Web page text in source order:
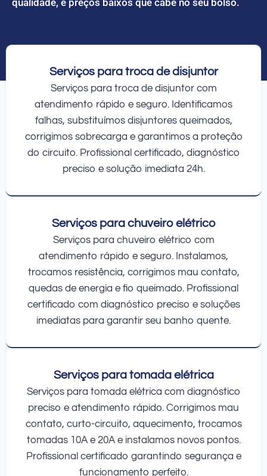
Serviços para troca de disjuntor
Serviços para troca de disjuntor com
atendimento rápido e seguro. Identificamos
falhas, substituímos disjuntores queimados,
corrigimos sobrecarga e garantimos a proteção
do circuito. Profissional certificado, diagnóstico
preciso e solução imediata 24h.
Serviços para chuveiro elétrico
Serviços para chuveiro elétrico com
atendimento rápido e seguro. Instalamos,
trocamos resistência, corrigimos mau contato,
quedas de energia e fio queimado. Profissional
certificado com diagnóstico preciso e soluções
imediatas para garantir seu banho quente.
Serviços para tomada elétrica
Serviços para tomada elétrica com diagnóstico
preciso e atendimento rápido. Corrigimos mau
contato, curto-circuito, aquecimento, trocamos
tomadas 10A e 20A e instalamos novos pontos.
Profissional certificado garantindo segurança e
funcionamento perfeito.